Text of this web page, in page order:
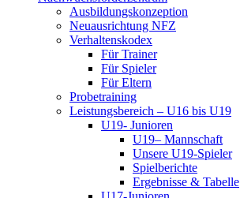
Ausbildungskonzeption
Neuausrichtung NFZ
Verhaltenskodex
Für Trainer
Für Spieler
Für Eltern
Probetraining
Leistungsbereich – U16 bis U19
U19- Junioren
U19– Mannschaft
Unsere U19-Spieler
Spielberichte
Ergebnisse & Tabelle